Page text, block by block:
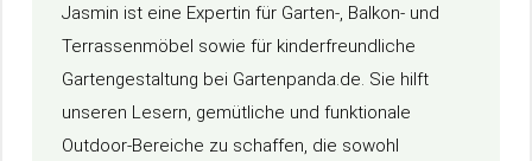
Jasmin ist eine Expertin für Garten-, Balkon- und
Terrassenmöbel sowie für kinderfreundliche
Gartengestaltung bei Gartenpanda.de. Sie hilft
unseren Lesern, gemütliche und funktionale
Outdoor-Bereiche zu schaffen, die sowohl